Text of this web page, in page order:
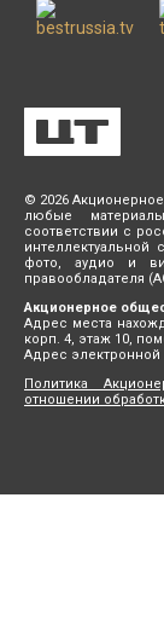
© 2026
любые
соответствии с
интеллектуальной
фото, аудио и
правообладателя
Акционерное
Адрес места
корп. 4, этаж 10,
Адрес
Политика
отношении